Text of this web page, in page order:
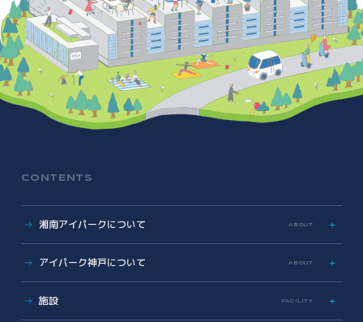
CONTENTS
湘南アイパークについて ABOUT
歩み
Photo & Movie Library
アイパーク神戸について ABOUT
プレスリリース
施設 FACILITY